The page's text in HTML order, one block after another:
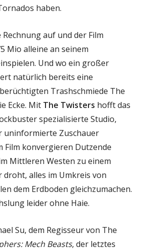
haben.
Rechnung auf und der Film
Mio alleine an seinem
Und wo ein großer
natürlich bereits eine
Trashschmiede The
Ecke. Mit The Twisters hofft das
spezialisierte Studio,
uninformierte Zuschauer
Film konvergieren Dutzende
Mittleren Westen zu einem
alles im Umkreis von
dem Erdboden gleichzumachen.
leider ohne Haie.
Su, dem Regisseur von The
Mech Beasts, der letztes